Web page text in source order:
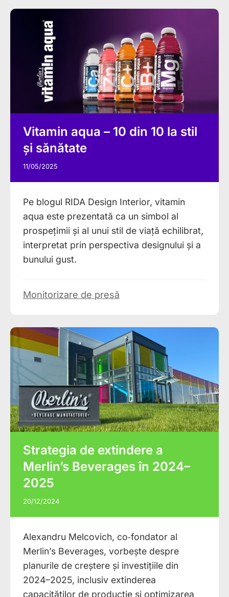
Vitamin aqua – 10 din 10 la stil
și sănătate
11/05/2025
Pe blogul RIDA Design Interior, vitamin
aqua este prezentată ca un simbol al
prospețimii și al unui stil de viață echilibrat,
interpretat prin perspectiva designului și a
bunului gust.
Monitorizare de presă
Strategia de extindere a
Merlin’s Beverages în 2024–
2025
20/12/2024
Alexandru Melcovich, co‑fondator al
Merlin’s Beverages, vorbește despre
planurile de creștere și investițiile din
2024–2025, inclusiv extinderea
capacităților de producție și optimizarea